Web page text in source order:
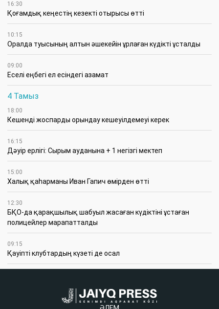
16:30
Қоғамдық кеңестің кезекті отырысы өтті
10:15
Оралда туысының алтын әшекейін ұрлаған күдікті ұсталды
09:00
Еселі еңбегі ел есіндегі азамат
4 Тамыз
18:00
Кешенді жоспарды орындау кешеуілдемеуі керек
16:15
Дәуір ерлігі: Сырым ауданына + 1 негізгі мектеп
15:00
Халық қаһарманы Иван Гапич өмірден өтті
12:30
БҚО-да қарақшылық шабуыл жасаған күдіктіні ұстаған
полицейлер марапатталды
09:15
Қауіпті клубтардың күзеті де осал